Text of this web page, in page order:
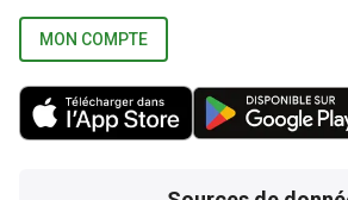
MON COMPTE